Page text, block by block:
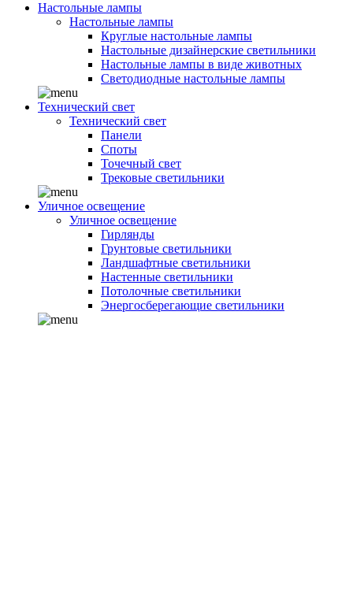
Настольные лампы
Настольные лампы
Круглые настольные лампы
Настольные дизайнерские светильники
Настольные лампы в виде животных
Светодиодные настольные лампы
Технический свет
Технический свет
Панели
Споты
Точечный свет
Трековые светильники
Уличное освещение
Уличное освещение
Гирлянды
Грунтовые светильники
Ландшафтные светильники
Настенные светильники
Потолочные светильники
Энергосберегающие светильники